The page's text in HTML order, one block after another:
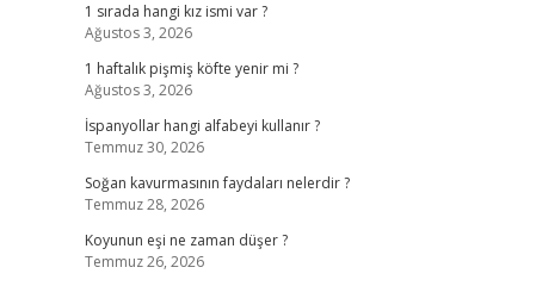
1 sırada hangi kız ismi var ?
Ağustos 3, 2026
1 haftalık pişmiş köfte yenir mi ?
Ağustos 3, 2026
İspanyollar hangi alfabeyi kullanır ?
Temmuz 30, 2026
Soğan kavurmasının faydaları nelerdir ?
Temmuz 28, 2026
Koyunun eşi ne zaman düşer ?
Temmuz 26, 2026